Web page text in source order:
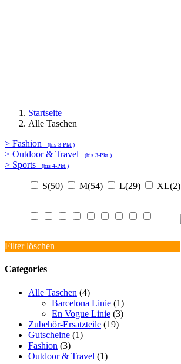
Startseite
Alle Taschen
> Fashion (bis 3-Pkt.)
> Outdoor & Travel (bis 3-Pkt.)
> Sports (bis 4-Pkt.)
S(50) M(54) L(29) XL(2)
Filter löschen
Categories
Alle Taschen (4)
Barcelona Linie (1)
En Vogue Linie (3)
Zubehör-Ersatzteile (19)
Gutscheine (1)
Fashion (3)
Outdoor & Travel (1)